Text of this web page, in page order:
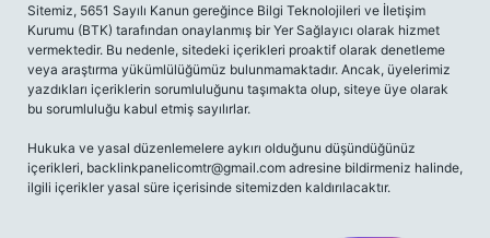
Sitemiz, 5651 Sayılı Kanun gereğince Bilgi Teknolojileri ve İletişim
Kurumu (BTK) tarafından onaylanmış bir Yer Sağlayıcı olarak hizmet
vermektedir. Bu nedenle, sitedeki içerikleri proaktif olarak denetleme
veya araştırma yükümlülüğümüz bulunmamaktadır. Ancak, üyelerimiz
yazdıkları içeriklerin sorumluluğunu taşımakta olup, siteye üye olarak
bu sorumluluğu kabul etmiş sayılırlar.
Hukuka ve yasal düzenlemelere aykırı olduğunu düşündüğünüz
içerikleri, backlinkpanelicomtr@gmail.com adresine bildirmeniz halinde,
ilgili içerikler yasal süre içerisinde sitemizden kaldırılacaktır.